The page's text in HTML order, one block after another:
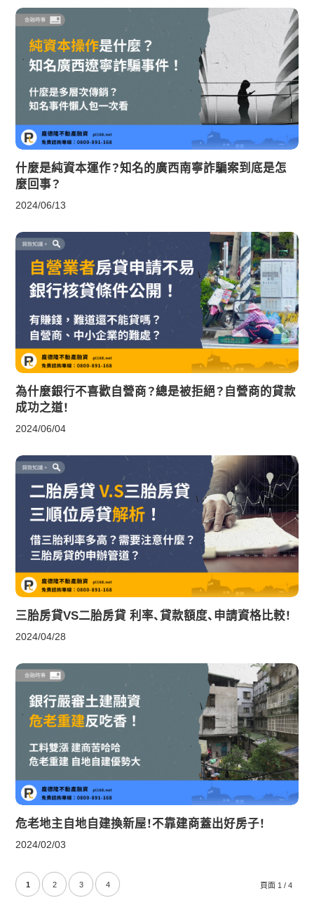
什麼是純資本運作？知名的廣西南寧詐騙案到底是怎
麼回事？
2024/06/13
為什麼銀行不喜歡自營商？總是被拒絕？自營商的貸款
成功之道！
2024/06/04
三胎房貸VS二胎房貸 利率、貸款額度、申請資格比較！
2024/04/28
危老地主自地自建換新屋！不靠建商蓋出好房子！
2024/02/03
頁面 1 / 4
1 2 3 4